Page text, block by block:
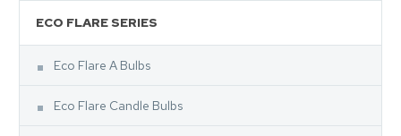
ECO FLARE SERIES
Eco Flare A Bulbs
Eco Flare Candle Bulbs